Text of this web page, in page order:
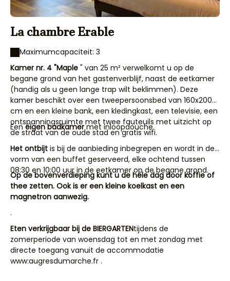
La chambre Erable
Maximumcapaciteit: 3
Kamer nr. 4 "Maple " van 25 m² verwelkomt u op de
begane grond van het gastenverblijf, naast de eetkamer
(handig als u geen lange trap wilt beklimmen). Deze
kamer beschikt over een tweepersoonsbed van 160x200
cm en een kleine bank, een kledingkast, een televisie, een
ontspanningsruimte met twee fauteuils met uitzicht op
de straat van de oude stad en gratis wifi.
Eeneigen badkamermet inloopdouche.
Het ontbijt is bij de aanbieding inbegrepen en wordt in de
vorm van een buffet geserveerd, elke ochtend tussen
08:30 en 10:00 uur in de eetkamer op de begane grond.
Op de bovenverdieping kunt u de hele dag door koffie of
thee zetten. Ook is er een kleine koelkast en een
magnetron aanwezig.
.
Eten verkrijgbaar bij de BIERGARTENtijdens de
zomerperiode van woensdag tot en met zondag met
directe toegang vanuit de accommodatie
www:augresdumarche.fr .